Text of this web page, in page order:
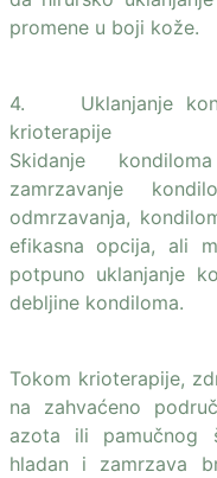
promene u boji kože.
4. Uklanjanje
krioterapije
Skidanje
zamrzavanje
odmrzavanja,
efikasna opcija, ali
potpuno uklanjanje
debljine kondiloma.
Tokom krioterapije,
na zahvaćeno
azota ili pamučnog
hladan i zamrzava